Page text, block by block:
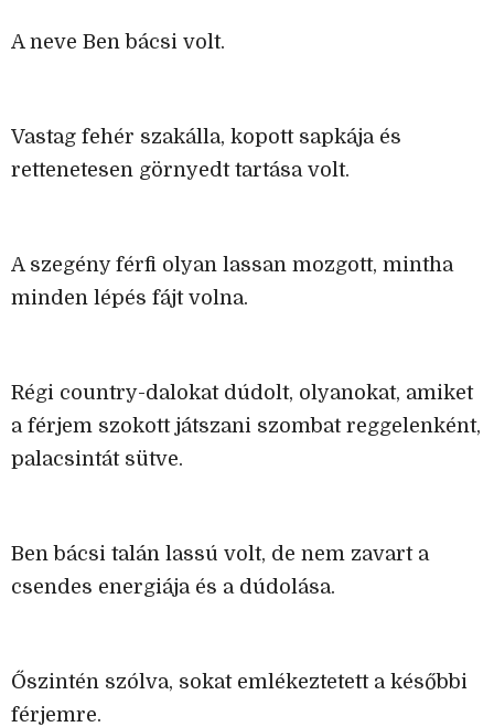
A neve Ben bácsi volt.
Vastag fehér szakálla, kopott sapkája és
rettenetesen görnyedt tartása volt.
A szegény férfi olyan lassan mozgott, mintha
minden lépés fájt volna.
Régi country-dalokat dúdolt, olyanokat, amiket
a férjem szokott játszani szombat reggelenként,
palacsintát sütve.
Ben bácsi talán lassú volt, de nem zavart a
csendes energiája és a dúdolása.
Őszintén szólva, sokat emlékeztetett a későbbi
férjemre.